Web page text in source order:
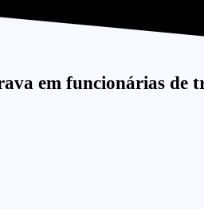
em funcionárias de